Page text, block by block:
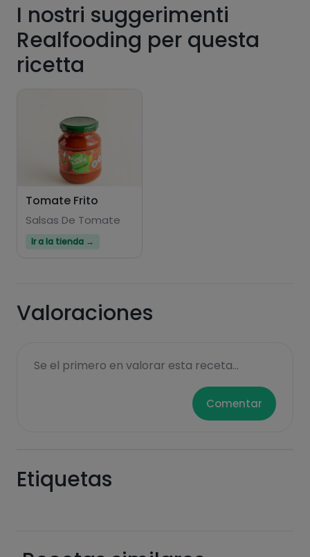
Hazte PLUS para ver la información nutricional
de las recetas, y desbloquear muchas más
I nostri suggerimenti
Realfooding per questa
ricetta
Tomate Frito
Salsas De Tomate
Ir a la tienda →
Valoraciones
Se el primero en valorar esta receta...
Comentar
Etiquetas